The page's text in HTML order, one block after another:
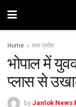
Home मध्य प्रदेश
भोपाल में
प्लास से
by Janlok News